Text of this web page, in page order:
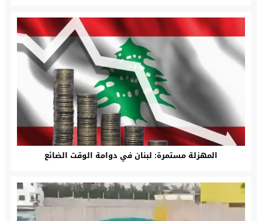
المهزلة مستمرة: لبنان في دوامة الوقت الضائع